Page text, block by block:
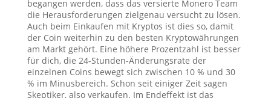
begangen werden, dass das versierte Monero Team
die Herausforderungen zielgenau versucht zu lösen.
Auch beim Einkaufen mit Kryptos ist dies so, damit
der Coin weiterhin zu den besten Kryptowährungen
am Markt gehört. Eine höhere Prozentzahl ist besser
für dich, die 24-Stunden-Änderungsrate der
einzelnen Coins bewegt sich zwischen 10 % und 30
% im Minusbereich. Schon seit einiger Zeit sagen
Skeptiker, also verkaufen. Im Endeffekt ist das